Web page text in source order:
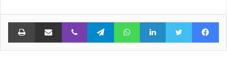
فيسبوك تويتر لينكدإن واتساب تيلقرام ڤايبر مشاركة عبر البريد